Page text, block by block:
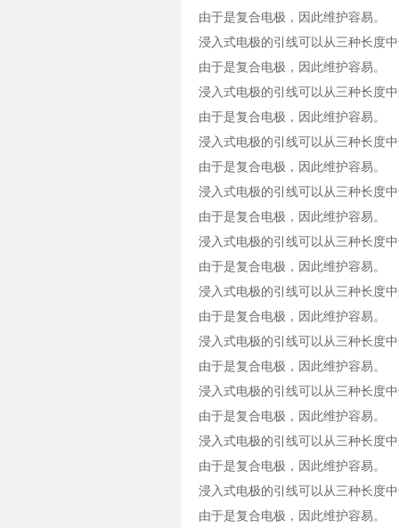
由于是复合电极，因此维护容易。
浸入式电极的引线可以从三种长度
由于是复合电极，因此维护容易。
浸入式电极的引线可以从三种长度
由于是复合电极，因此维护容易。
浸入式电极的引线可以从三种长度
由于是复合电极，因此维护容易。
浸入式电极的引线可以从三种长度
由于是复合电极，因此维护容易。
浸入式电极的引线可以从三种长度
由于是复合电极，因此维护容易。
浸入式电极的引线可以从三种长度
由于是复合电极，因此维护容易。
浸入式电极的引线可以从三种长度
由于是复合电极，因此维护容易。
浸入式电极的引线可以从三种长度
由于是复合电极，因此维护容易。
浸入式电极的引线可以从三种长度
由于是复合电极，因此维护容易。
浸入式电极的引线可以从三种长度
由于是复合电极，因此维护容易。